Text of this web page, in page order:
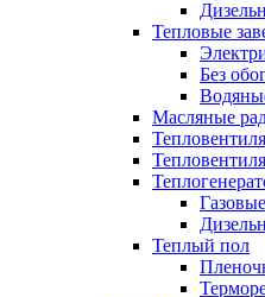
Тепловые
Без
Масляные
Газовые
Теплый пол